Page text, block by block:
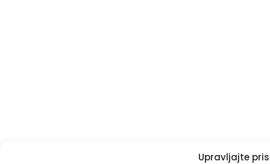
Upravljajte